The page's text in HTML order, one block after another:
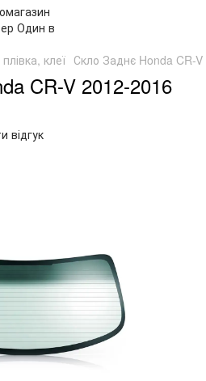
клеї Скло Заднє Honda CR-
CR-V 2012-2016
відгук